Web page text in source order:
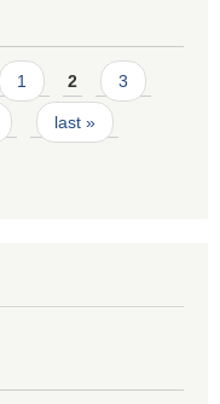
1 2 3
last »